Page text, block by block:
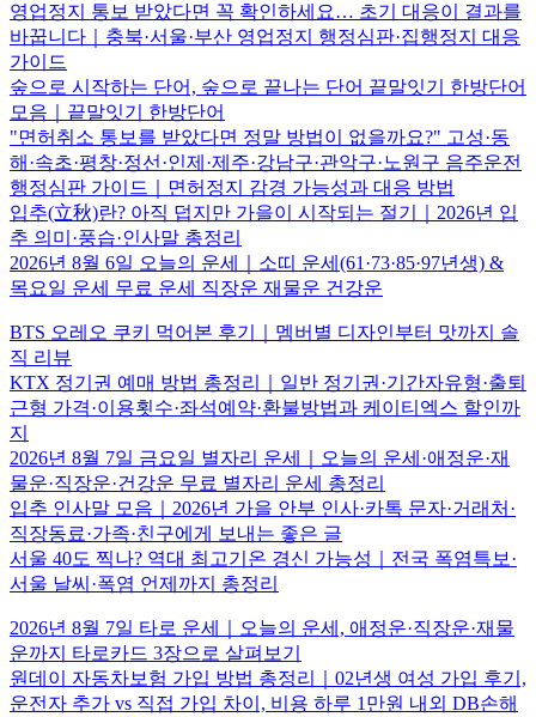
영업정지 통보 받았다면 꼭 확인하세요… 초기 대응이 결과를
바꿉니다｜충북·서울·부산 영업정지 행정심판·집행정지 대응
가이드
숲으로 시작하는 단어, 숲으로 끝나는 단어 끝말잇기 한방단어
모음｜끝말잇기 한방단어
"면허취소 통보를 받았다면 정말 방법이 없을까요?" 고성·동
해·속초·평창·정선·인제·제주·강남구·관악구·노원구 음주운전
행정심판 가이드｜면허정지 감경 가능성과 대응 방법
입추(立秋)란? 아직 덥지만 가을이 시작되는 절기｜2026년 입
추 의미·풍습·인사말 총정리
2026년 8월 6일 오늘의 운세｜소띠 운세(61·73·85·97년생) &
목요일 운세 무료 운세 직장운 재물운 건강운
BTS 오레오 쿠키 먹어본 후기｜멤버별 디자인부터 맛까지 솔
직 리뷰
KTX 정기권 예매 방법 총정리｜일반 정기권·기간자유형·출퇴
근형 가격·이용횟수·좌석예약·환불방법과 케이티엑스 할인까
지
2026년 8월 7일 금요일 별자리 운세｜오늘의 운세·애정운·재
물운·직장운·건강운 무료 별자리 운세 총정리
입추 인사말 모음｜2026년 가을 안부 인사·카톡 문자·거래처·
직장동료·가족·친구에게 보내는 좋은 글
서울 40도 찍나? 역대 최고기온 경신 가능성｜전국 폭염특보·
서울 날씨·폭염 언제까지 총정리
2026년 8월 7일 타로 운세｜오늘의 운세, 애정운·직장운·재물
운까지 타로카드 3장으로 살펴보기
원데이 자동차보험 가입 방법 총정리｜02년생 여성 가입 후기,
운전자 추가 vs 직접 가입 차이, 비용 하루 1만원 내외 DB손해